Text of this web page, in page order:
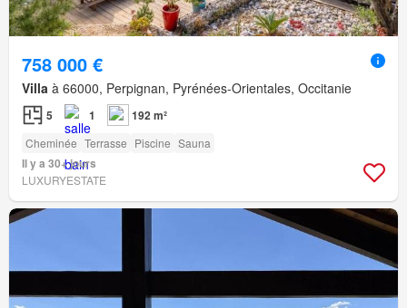
758 000 €
Villa à 66000, Perpignan, Pyrénées-Orientales, Occitanie
5 1 192 m²
Cheminée Terrasse Piscine Sauna
Il y a 30+ jours
LUXURYESTATE